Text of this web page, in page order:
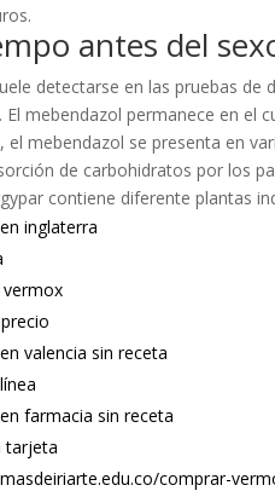
antes del
detectarse en las pruebas
El mebendazol permanece en el
el mebendazol se presenta en
de carbohidratos por los
contiene diferente plantas
inglaterra
vermox
valencia sin receta
farmacia sin receta
tarjeta
comprar-